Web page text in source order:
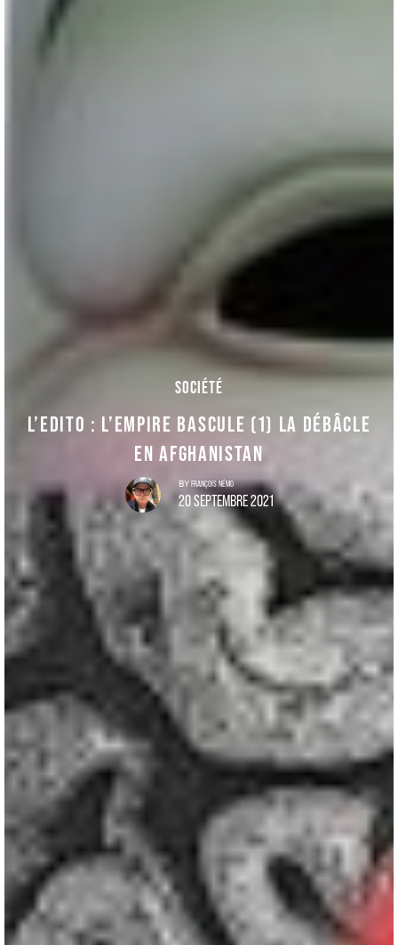
SOCIÉTÉ
L’EDITO : L’EMPIRE BASCULE (1) LA DÉBÂCLE
EN AFGHANISTAN
BY FRANÇOIS NÉMO
20 SEPTEMBRE 2021